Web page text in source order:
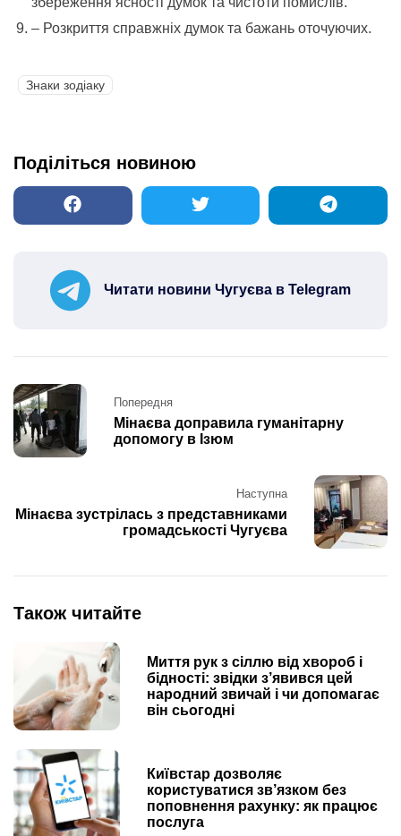
– Розкриття справжніх думок та бажань оточуючих.
Знаки зодіаку
Поділіться новиною
Читати новини Чугуєва в Telegram
Post
navigation
Попередня
Мінаєва доправила гуманітарну
допомогу в Ізюм
Наступна
Мінаєва зустрілась з представниками
громадськості Чугуєва
Також читайте
Миття рук з сіллю від хвороб і
бідності: звідки з’явився цей
народний звичай і чи допомагає
він сьогодні
Київстар дозволяє
користуватися зв’язком без
поповнення рахунку: як працює
послуга